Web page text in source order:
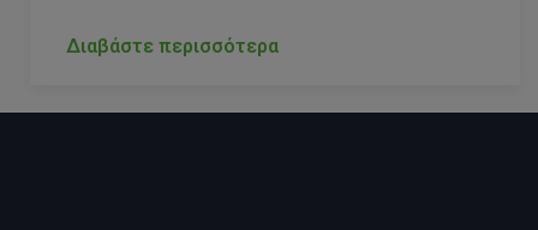
Διαβάστε περισσότερα